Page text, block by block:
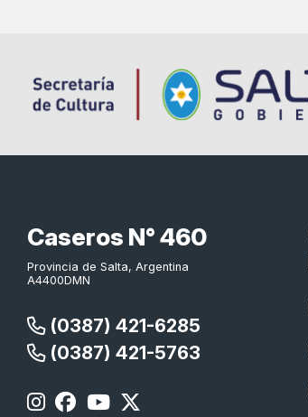
Caseros N° 460
Provincia de Salta, Argentina
A4400DMN
(0387) 421-6285
(0387) 421-5763